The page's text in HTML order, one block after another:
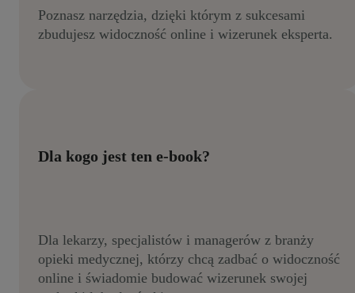
Poznasz narzędzia, dzięki którym z sukcesami
zbudujesz widoczność online i wizerunek eksperta.
Dla kogo jest ten e-book?
Dla lekarzy, specjalistów i managerów z branży
opieki medycznej, którzy chcą zadbać o widoczność
online i świadomie budować wizerunek swojej